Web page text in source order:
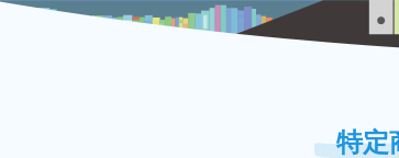
特定